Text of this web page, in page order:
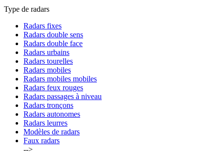
Type de radars
Radars fixes
Radars double sens
Radars double face
Radars urbains
Radars tourelles
Radars mobiles
Radars mobiles mobiles
Radars feux rouges
Radars passages à niveau
Radars tronçons
Radars autonomes
Radars leurres
Modèles de radars
Faux radars
-->